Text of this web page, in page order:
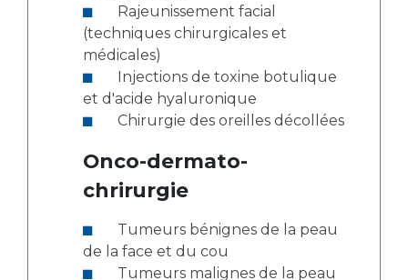
(techniques chirurgicales et
médicales)
et d'acide hyaluronique
Chirurgie des oreilles décollées
Onco-dermato-
chrirurgie
de la face et du cou